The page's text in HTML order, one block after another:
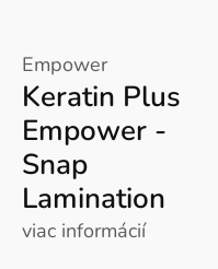
Empower
Keratin Plus
Empower -
Snap
Lamination
viac informácií